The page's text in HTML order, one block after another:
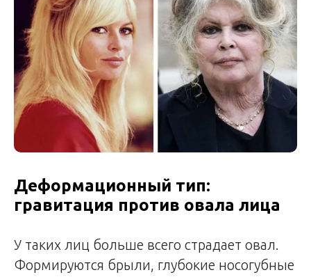
Деформационный тип:
гравитация против овала лица
У таких лиц больше всего страдает овал.
Формируются брыли, глубокие носогубные